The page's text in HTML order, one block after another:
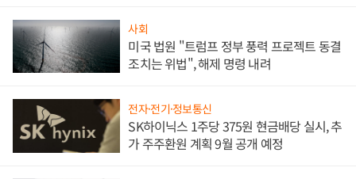
사회
미국 법원 "트럼프 정부 풍력 프로젝트 동결
조치는 위법", 해제 명령 내려
전자·전기·정보통신
SK하이닉스 1주당 375원 현금배당 실시, 추
가 주주환원 계획 9월 공개 예정